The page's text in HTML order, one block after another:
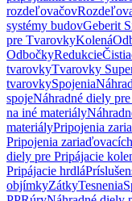
rozdeľovačov
systémy budovGeberit
pre TvarovkyKolená
OdbočkyRedukcie
tvarovkyTvarovky
tvarovkySpojenia
spojeNáhradné diely
na iné materiály
materiályPripojenia
Pripojenia
diely pre Pripájacie
Pripájacie hrdlá
objímkyZátkyTesnenia